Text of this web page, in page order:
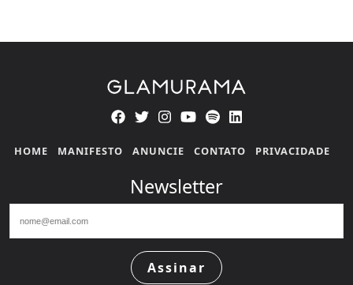
HOME MANIFESTO ANUNCIE CONTATO PRIVACIDADE
Newsletter